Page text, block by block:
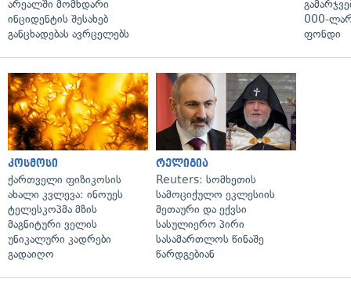
არეალში მომხდარი
ინციდენტის შესახებ
განცხადებას ავრცელებს
000-
ფონდი
კოსმოსი
ქართველი ფიზიკოსის
ახალი კვლევა: ინოუეს
ტელესკოპმა მზის
მაგნიტური ველის
უნიკალური კადრები
გადაიღო
რელიგია
Reuters: სომხეთის
სამოციქულო ეკლესიის
მეთაური და ექვსი
სასულიერო პირი
სასამართლოს წინაშე
წარდგებიან